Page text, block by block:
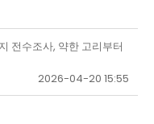
전수조사, 약한 고리부터
2026-04-20 15:55